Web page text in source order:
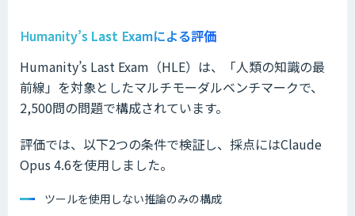
Humanity’s Last Examによる評価
Humanity’s Last Exam（HLE）は、「人類の知識の最
前線」を対象としたマルチモーダルベンチマークで、
2,500問の問題で構成されています。
評価では、以下2つの条件で検証し、採点にはClaude
Opus 4.6を使用しました。
ツールを使用しない推論のみの構成